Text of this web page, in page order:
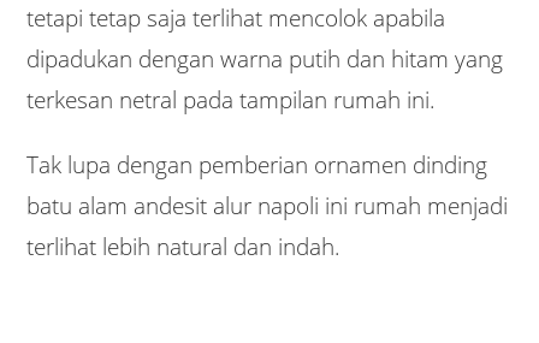
tetapi tetap saja terlihat mencolok apabila
dipadukan dengan warna putih dan hitam yang
terkesan netral pada tampilan rumah ini.
Tak lupa dengan pemberian ornamen dinding
batu alam andesit alur napoli ini rumah menjadi
terlihat lebih natural dan indah.